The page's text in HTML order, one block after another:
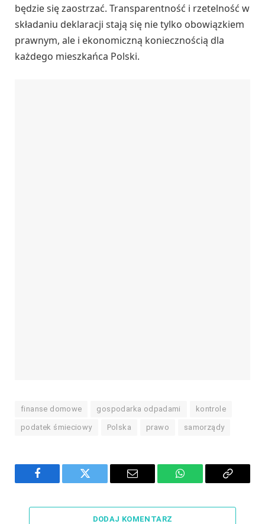
będzie się zaostrzać. Transparentność i rzetelność w
składaniu deklaracji stają się nie tylko obowiązkiem
prawnym, ale i ekonomiczną koniecznością dla
każdego mieszkańca Polski.
finanse domowe gospodarka odpadami kontrole
podatek śmieciowy Polska prawo samorządy
Facebook Twitter Email WhatsAppCopy
DODAJ KOMENTARZ